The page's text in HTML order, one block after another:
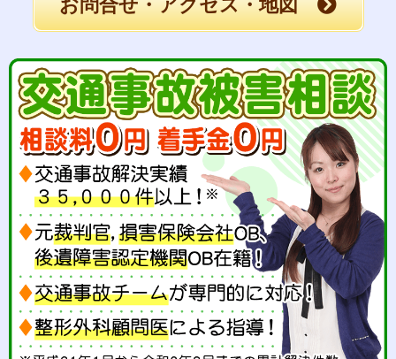
お問合せ・アクセス・地図